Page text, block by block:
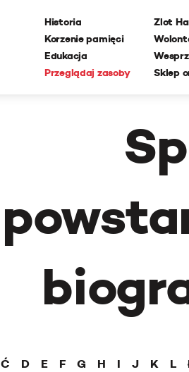
Historia
Korzenie pamięci
Edukacja
Przeglądaj zasoby
Zlot
Sklep
Ć D E F G H I J K L